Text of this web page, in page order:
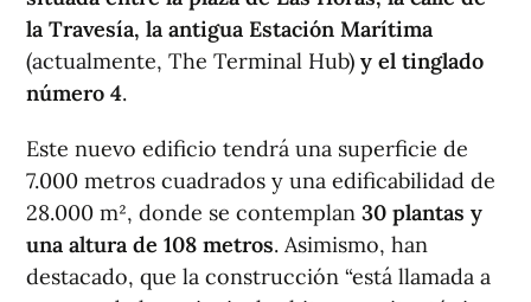
la Travesía, la antigua Estación Marítima
(actualmente, The Terminal Hub) y el tinglado
número 4.
Este nuevo edificio tendrá una superficie de
7.000 metros cuadrados y una edificabilidad de
28.000 m², donde se contemplan 30 plantas y
una altura de 108 metros. Asimismo, han
destacado, que la construcción “está llamada a